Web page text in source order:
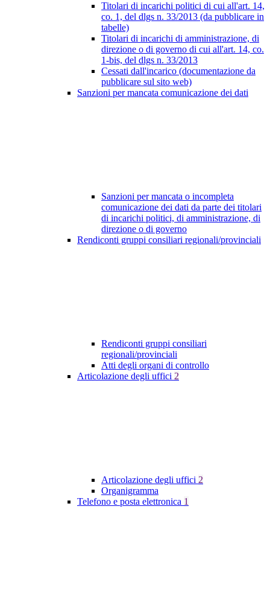
Titolari di incarichi politici di cui all'art. 14,
co. 1, del dlgs n. 33/2013 (da pubblicare in
tabelle)
Titolari di incarichi di amministrazione, di
direzione o di governo di cui all'art. 14, co.
1-bis, del dlgs n. 33/2013
Cessati dall'incarico (documentazione da
pubblicare sul sito web)
Sanzioni per mancata comunicazione dei dati
Sanzioni per mancata o incompleta
comunicazione dei dati da parte dei titolari
di incarichi politici, di amministrazione, di
direzione o di governo
Rendiconti gruppi consiliari regionali/provinciali
Rendiconti gruppi consiliari
regionali/provinciali
Atti degli organi di controllo
Articolazione degli uffici 2
Articolazione degli uffici 2
Organigramma
Telefono e posta elettronica 1